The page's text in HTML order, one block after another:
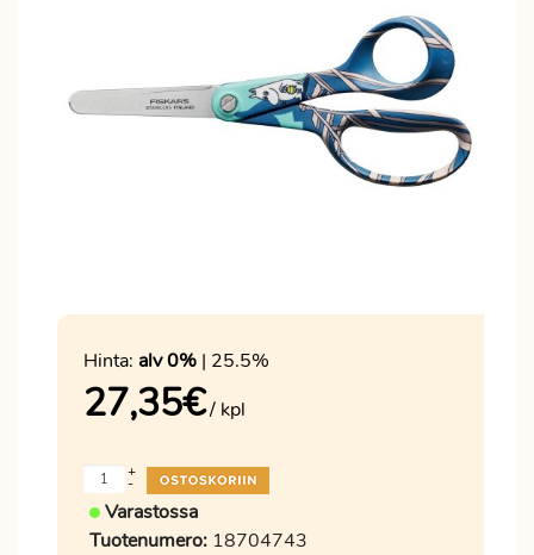
Hinta: alv 0% | 25.5%
27,35€/ kpl
-
+
Varastossa
Tuotenumero: 18704743